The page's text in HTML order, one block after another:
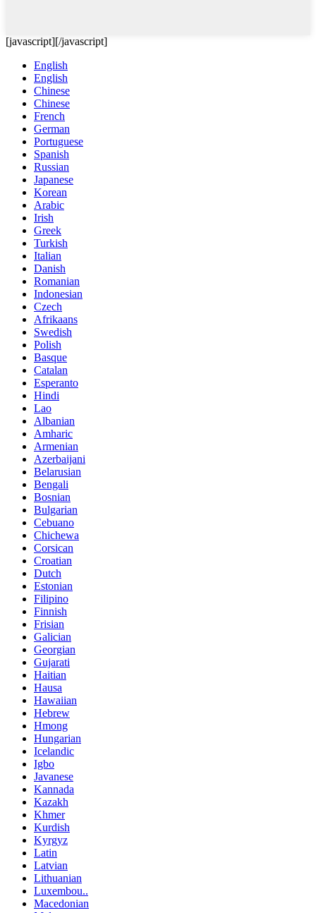
[javascript][/javascript]
English
English
Chinese
Chinese
French
German
Portuguese
Spanish
Russian
Japanese
Korean
Arabic
Irish
Greek
Turkish
Italian
Danish
Romanian
Indonesian
Czech
Afrikaans
Swedish
Polish
Basque
Catalan
Esperanto
Hindi
Lao
Albanian
Amharic
Armenian
Azerbaijani
Belarusian
Bengali
Bosnian
Bulgarian
Cebuano
Chichewa
Corsican
Croatian
Dutch
Estonian
Filipino
Finnish
Frisian
Galician
Georgian
Gujarati
Haitian
Hausa
Hawaiian
Hebrew
Hmong
Hungarian
Icelandic
Igbo
Javanese
Kannada
Kazakh
Khmer
Kurdish
Kyrgyz
Latin
Latvian
Lithuanian
Luxembou..
Macedonian